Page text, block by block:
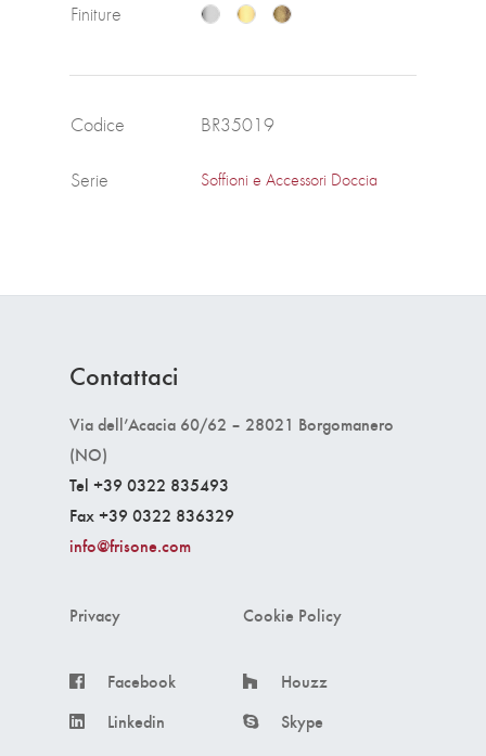
Finiture
Codice BR35019
Serie Soffioni e Accessori Doccia
Contattaci
Via dell’Acacia 60/62 – 28021 Borgomanero
(NO)
Tel +39 0322 835493
Fax +39 0322 836329
info@frisone.com
Privacy Cookie Policy
Facebook
Houzz
Linkedin
Skype